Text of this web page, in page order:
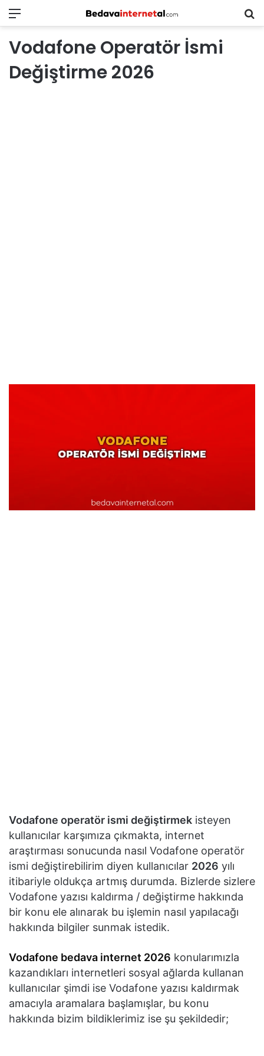
Menü
Vodafone Operatör İsmi
Değiştirme 2026
Vodafone operatör ismi değiştirmek isteyen
kullanıcılar karşımıza çıkmakta, internet
araştırması sonucunda nasıl Vodafone operatör
ismi değiştirebilirim diyen kullanıcılar 2026 yılı
itibariyle oldukça artmış durumda. Bizlerde sizlere
Vodafone yazısı kaldırma / değiştirme hakkında
bir konu ele alınarak bu işlemin nasıl yapılacağı
hakkında bilgiler sunmak istedik.
Vodafone bedava internet 2026 konularımızla
kazandıkları internetleri sosyal ağlarda kullanan
kullanıcılar şimdi ise Vodafone yazısı kaldırmak
amacıyla aramalara başlamışlar, bu konu
hakkında bizim bildiklerimiz ise şu şekildedir;